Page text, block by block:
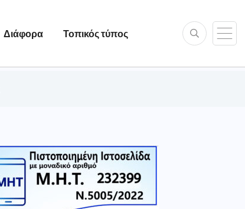
Διάφορα Τοπικός τύπος